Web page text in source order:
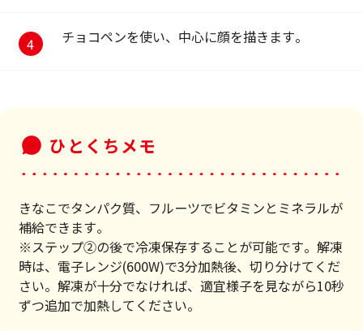
チョコペンを使い、中心に顔を描きます。
ひとくちメモ
きなこでタンパク質、フルーツでビタミンとミネラルが
補給できます。
※ステップ②の後で冷凍保存することが可能です。解凍
時は、電子レンジ(600W)で3分加熱後、切り分けてくだ
さい。解凍が十分でなければ、適宜様子を見ながら10秒
ずつ追加で加熱してください。